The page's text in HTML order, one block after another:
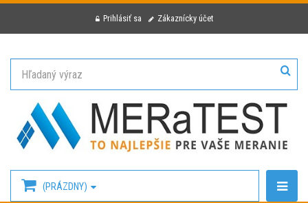
Prihlásiť sa Zákaznícky účet
(PRÁZDNY)